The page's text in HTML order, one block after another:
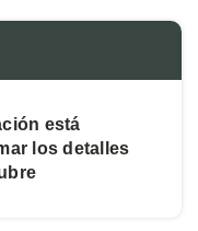
está
los detalles